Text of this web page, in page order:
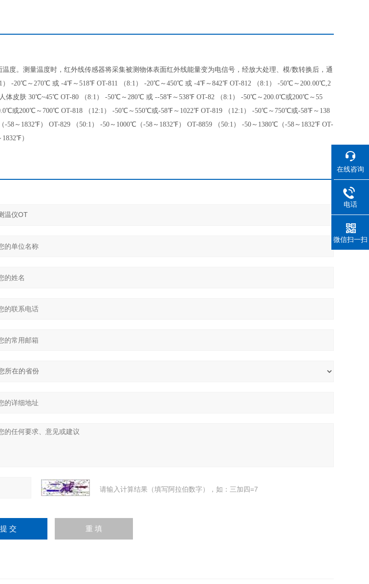
度。测量温度时，红外线传感器将采集被测物体表面红外线能量变为电信号，经放大处理、模/数转换后，通
） -20℃～270℃ 或 -4℉～518℉ OT-811 （8:1） -20℃～450℃ 或 -4℉～842℉ OT-812 （8:1） -50℃～200.00℃,2
皮肤 30℃~45℃ OT-80 （8:1） -50℃～280℃ 或 --58℉～538℉ OT-82 （8:1） -50℃～200.0℃或200℃～55
或200℃～700℃ OT-818 （12:1） -50℃～550℃或-58℉～1022℉ OT-819 （12:1） -50℃～750℃或-58℉～138
-58～1832℉） OT-829 （50:1） -50～1000℃（-58～1832℉） OT-8859 （50:1） -50～1380℃（-58～1832℉ OT-
）
请输入计算结果（填写阿拉伯数字），如：三加四=7
在线咨询
电话
微信扫一扫